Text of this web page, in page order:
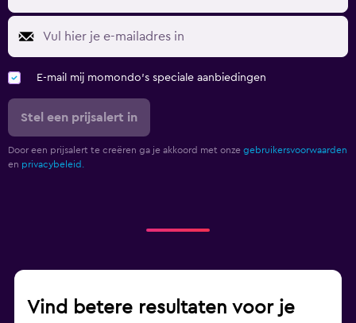
E-mail mij momondo's speciale aanbiedingen
Stel een prijsalert in
Door een prijsalert te creëren ga je akkoord met onze gebruikersvoorwaarden
en privacybeleid.
Vind betere resultaten voor je